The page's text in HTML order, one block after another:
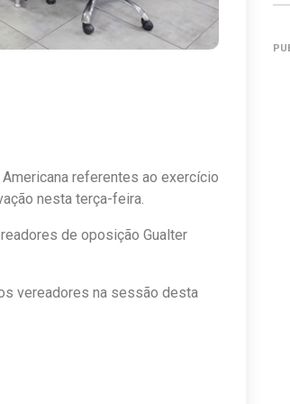
referentes ao exercício
nesta terça-feira.
de oposição Gualter
vereadores na sessão desta